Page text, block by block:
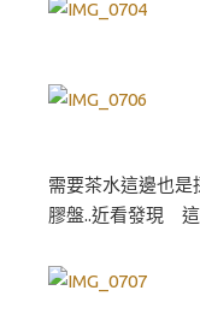
需要茶水這邊也
膠盤..近看發現